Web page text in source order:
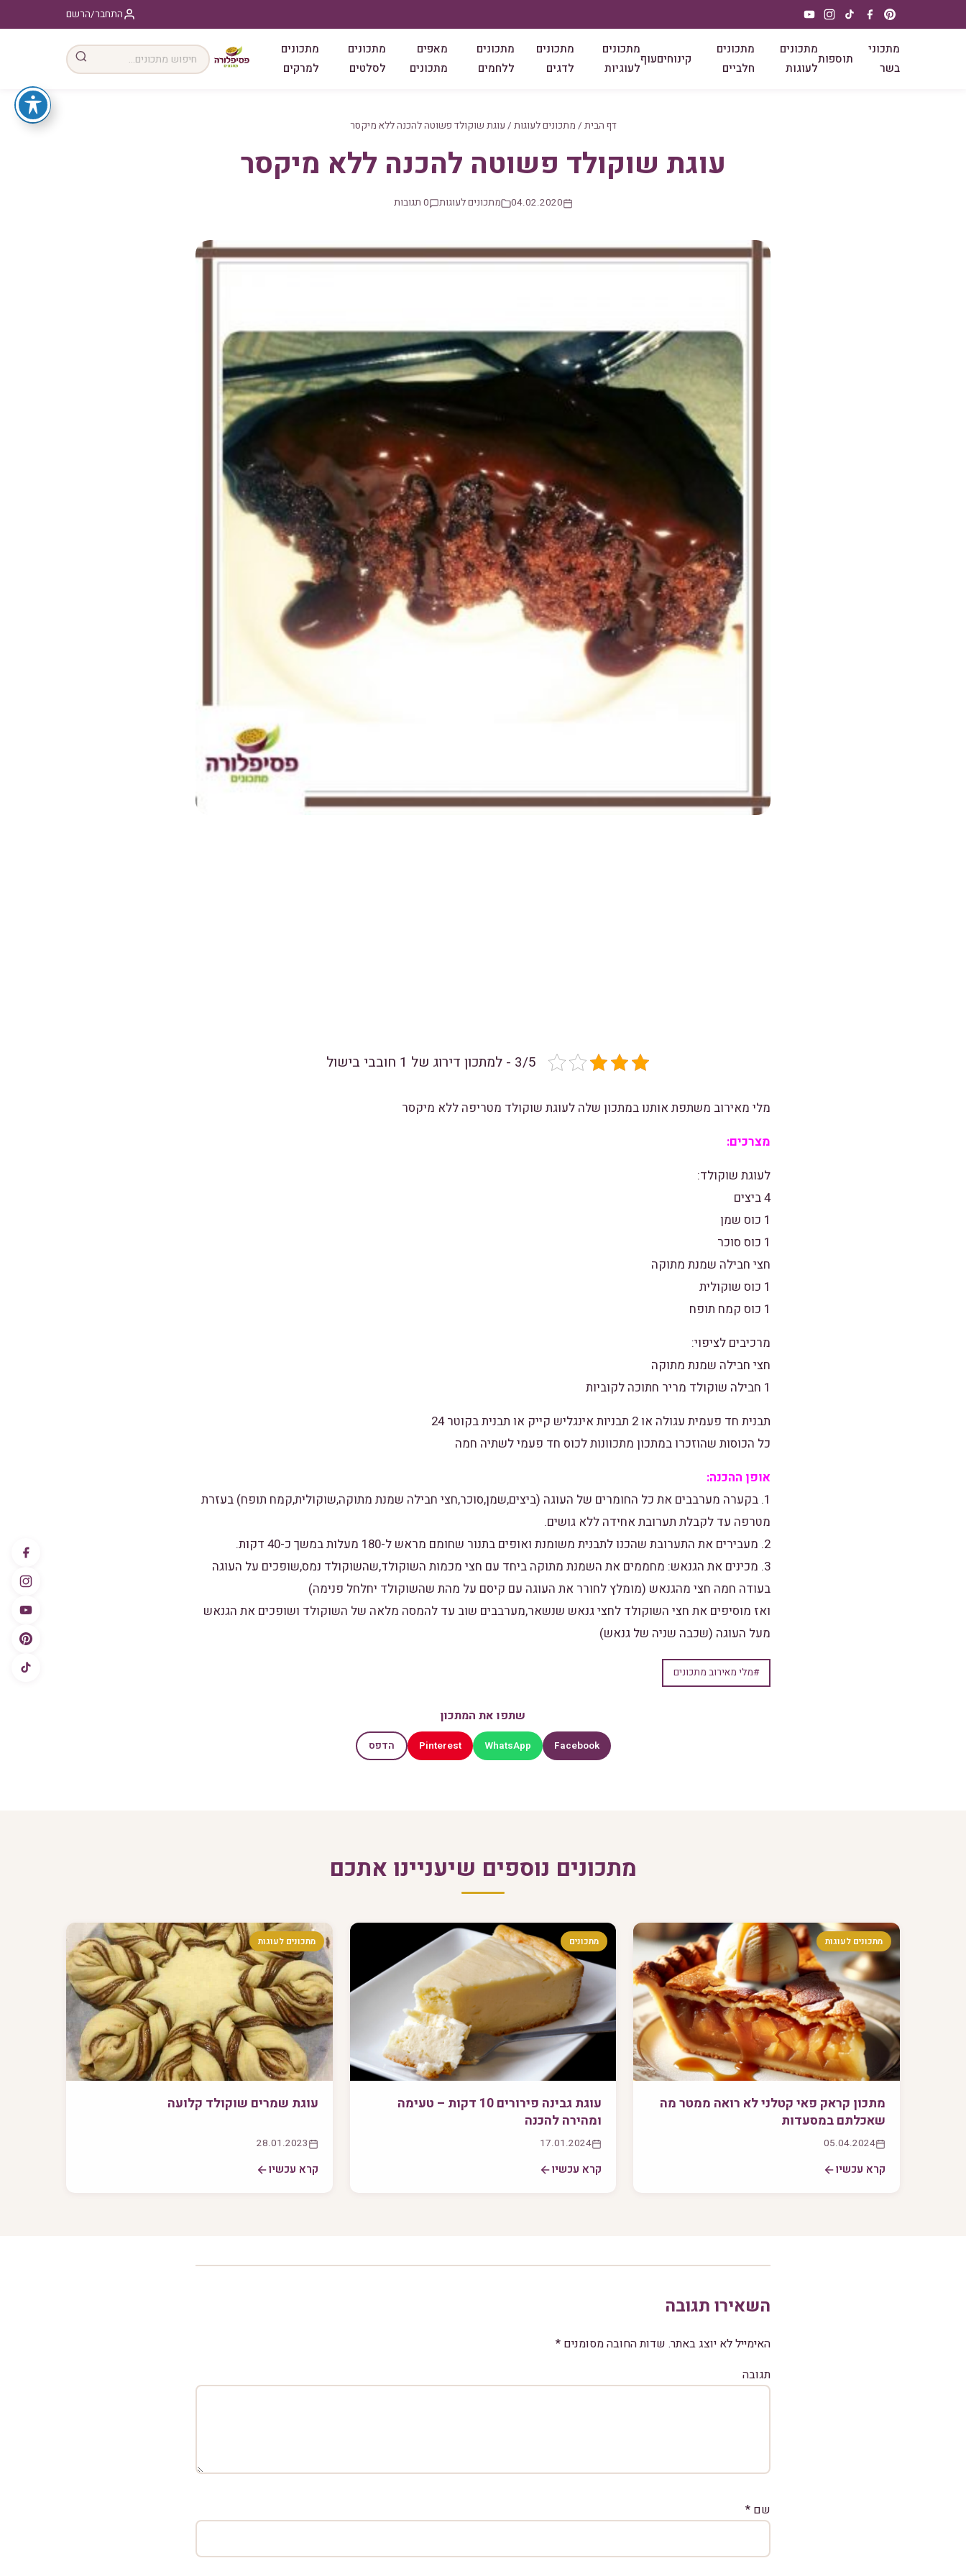
התחבר/הרשם
מתכוני
בשר
תוספות
מתכונים
לעוגות
מתכונים
חלביים
קינוחיםעוף
מתכונים
לעוגיות
מתכונים
לדגים
מתכונים
ללחמים
מאפים
מתכונים
מתכונים
לסלטים
מתכונים
למרקים
דף הבית / מתכונים לעוגות / עוגת שוקולד פשוטה להכנה ללא מיקסר
עוגת שוקולד פשוטה להכנה ללא מיקסר
04.02.2020 מתכונים לעוגות 0 תגובות
3/5 - למתכון דירוג של 1 חובבי בישול
מלי מאירוב משתפת אותנו במתכון שלה לעוגת שוקולד מטריפה ללא מיקסר
מצרכים:
לעוגת שוקולד:
4 ביצים
1 כוס שמן
1 כוס סוכר
חצי חבילה שמנת מתוקה
1 כוס שוקולית
1 כוס קמח תופח
מרכיבים לציפוי:
חצי חבילה שמנת מתוקה
1 חבילה שוקולד מריר חתוכה לקוביות
תבנית חד פעמית עגולה או 2 תבניות אינגליש קייק או תבנית בקוטר 24
כל הכוסות שהוזכרו במתכון מתכוונות לכוס חד פעמי לשתיה חמה
אופן ההכנה:
1. בקערה מערבבים את כל החומרים של העוגה (ביצים,שמן,סוכר,חצי חבילה שמנת מתוקה,שוקולית,קמח תופח) בעזרת
מטרפה עד לקבלת תערובת אחידה ללא גושים.
2. מעבירים את התערובת שהכנו לתבנית משומנת ואופים בתנור שחומם מראש ל-180 מעלות במשך כ-40 דקות.
3. מכינים את הגנאש: מחממים את השמנת מתוקה ביחד עם חצי מכמות השוקולד,שהשוקולד נמס,שופכים על העוגה
בעודה חמה חצי מהגנאש (מומלץ לחורר את העוגה עם קיסם על מהת שהשוקולד יחלחל פנימה)
ואז מוסיפים את חצי השוקולד לחצי גנאש שנשאר,מערבבים שוב עד להמסה מלאה של השוקולד ושופכים את הגנאש
מעל העוגה (שכבה שניה של גנאש)
#מלי מאירוב מתכונים
שתפו את המתכון
Facebook
WhatsApp
Pinterest הדפס
מתכונים נוספים שיעניינו אתכם
מתכונים לעוגות
מתכון קראק פאי קטלני לא רואה ממטר מה
שאכלתם במסעדות
05.04.2024
קרא עכשיו
מתכונים
עוגת גבינה פירורים 10 דקות – טעימה
ומהירה להכנה
17.01.2024
קרא עכשיו
מתכונים לעוגות
עוגת שמרים שוקולד קלועה
28.01.2023
קרא עכשיו
השאירו תגובה
האימייל לא יוצג באתר. שדות החובה מסומנים *
תגובה
שם *